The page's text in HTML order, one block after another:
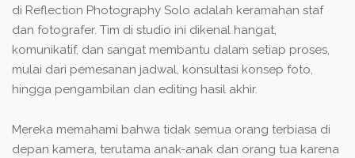
di Reflection Photography Solo adalah keramahan staf
dan fotografer. Tim di studio ini dikenal hangat,
komunikatif, dan sangat membantu dalam setiap proses,
mulai dari pemesanan jadwal, konsultasi konsep foto,
hingga pengambilan dan editing hasil akhir.
Mereka memahami bahwa tidak semua orang terbiasa di
depan kamera, terutama anak-anak dan orang tua karena